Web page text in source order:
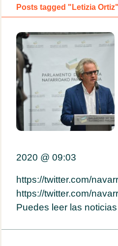
Posts tagged "Letizia Ortiz"
2020 @ 09:03
https://twitter.com/
https://twitter.com/
Puedes leer las